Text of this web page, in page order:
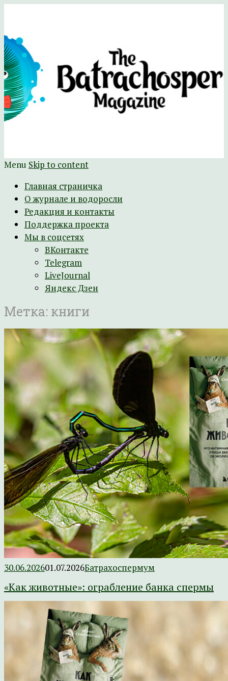
The Batrachospermum Magazine
Батрахоспермум (официальный сайт)
Menu Skip to content
Главная страничка
О журнале и водоросли
Редакция и контакты
Поддержка проекта
Мы в соцсетях
ВКонтакте
Telegram
LiveJournal
Яндекс Дзен
Метка: книги
30.06.202601.07.2026Батрахоспермум
«Как животные»: ограбление банка спермы